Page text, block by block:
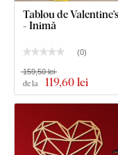
Tablou de
- Inimă
(0)
de la 119,60 lei
159,50 lei